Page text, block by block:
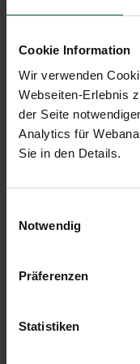
Cookie Information
Wir verwenden
Webseiten-Erlebnis
der Seite
Analytics für
Sie in den Details.
Notwendig
Präferenzen
Statistiken
und Gastronomie
der Kategorie
ausgezeichnet.